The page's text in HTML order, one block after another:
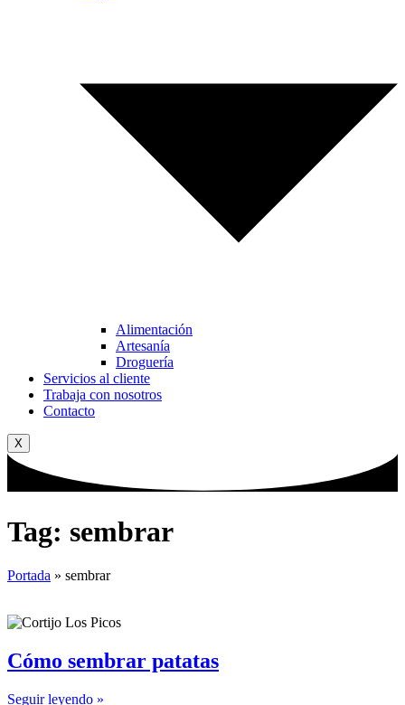
Alimentación
Artesanía
Droguería
Servicios al cliente
Trabaja con nosotros
Contacto
X
Tag: sembrar
Portada » sembrar
Cómo sembrar patatas
Seguir leyendo »